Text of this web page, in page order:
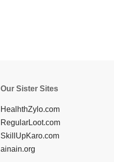
Our Sister Sites
HealhthZylo.com
RegularLoot.com
SkillUpKaro.com
ainain.org